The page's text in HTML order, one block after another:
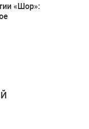
«Шор»: